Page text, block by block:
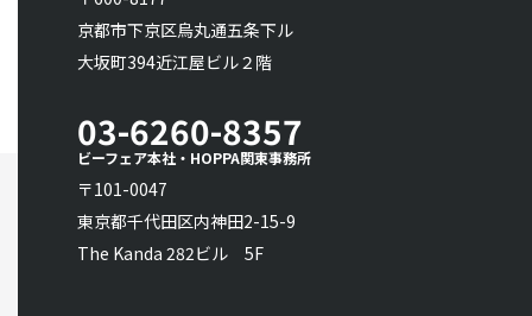
京都市下京区烏丸通五条下ル
大坂町394近江屋ビル２階
03-6260-8357
ビーフェア本社・HOPPA関東事務所
〒101-0047
東京都千代田区内神田2-15-9
The Kanda 282ビル 5F